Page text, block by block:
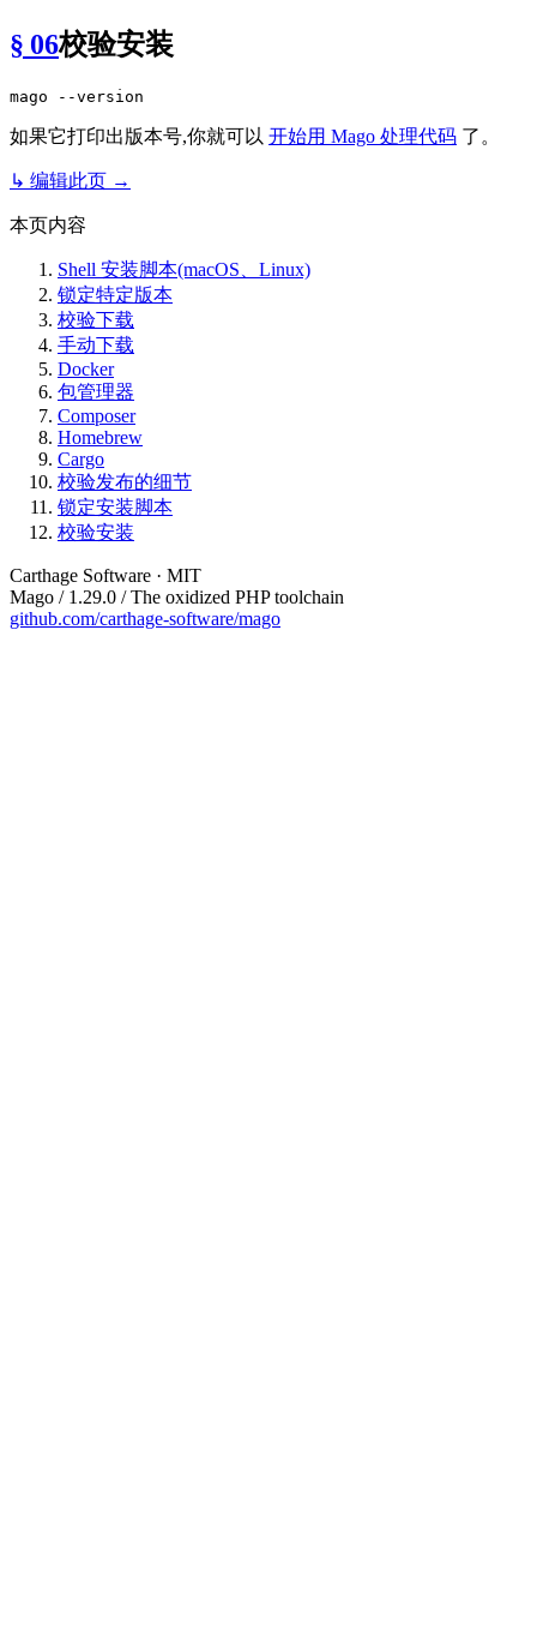
§ 06校验安装
如果它打印出版本号,你就可以 开始用 Mago 处理代码 了。
↳ 编辑此页 →
本页内容
Shell 安装脚本(macOS、Linux)
锁定特定版本
校验下载
手动下载
Docker
包管理器
Composer
Homebrew
Cargo
校验发布的细节
锁定安装脚本
校验安装
Carthage Software · MIT
Mago / 1.29.0 / The oxidized PHP toolchain
github.com/carthage-software/mago